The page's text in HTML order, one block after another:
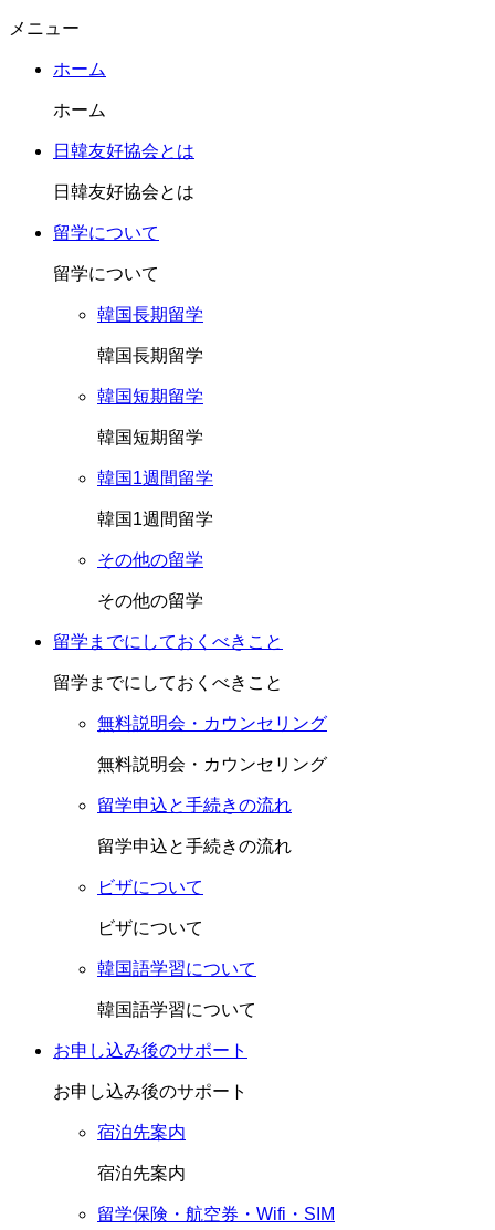
メニュー
ホーム
ホーム
日韓友好協会とは
日韓友好協会とは
留学について
留学について
韓国長期留学
韓国長期留学
韓国短期留学
韓国短期留学
韓国1週間留学
韓国1週間留学
その他の留学
その他の留学
留学までにしておくべきこと
留学までにしておくべきこと
無料説明会・カウンセリング
無料説明会・カウンセリング
留学申込と手続きの流れ
留学申込と手続きの流れ
ビザについて
ビザについて
韓国語学習について
韓国語学習について
お申し込み後のサポート
お申し込み後のサポート
宿泊先案内
宿泊先案内
留学保険・航空券・Wifi・SIM